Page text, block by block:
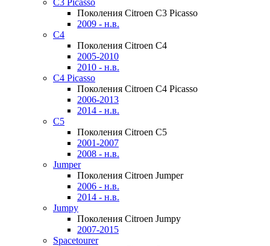
C3 Picasso
Поколения Citroen C3 Picasso
2009 - н.в.
C4
Поколения Citroen C4
2005-2010
2010 - н.в.
C4 Picasso
Поколения Citroen C4 Picasso
2006-2013
2014 - н.в.
C5
Поколения Citroen C5
2001-2007
2008 - н.в.
Jumper
Поколения Citroen Jumper
2006 - н.в.
2014 - н.в.
Jumpy
Поколения Citroen Jumpy
2007-2015
Spacetourer